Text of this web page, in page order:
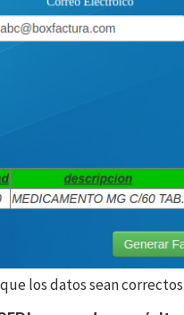
los datos sean